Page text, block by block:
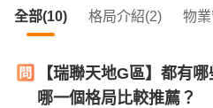
全部(10) 格局介紹(2) 物
【瑞聯天地G區】都有
哪一個格局比較推薦？